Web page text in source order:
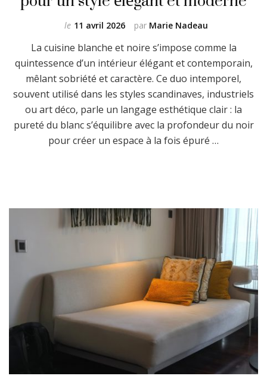
par Marie Nadeau
le 11 avril 2026
La cuisine blanche et noire s’impose comme la
quintessence d’un intérieur élégant et contemporain,
mêlant sobriété et caractère. Ce duo intemporel,
souvent utilisé dans les styles scandinaves, industriels
ou art déco, parle un langage esthétique clair : la
pureté du blanc s’équilibre avec la profondeur du noir
pour créer un espace à la fois épuré …